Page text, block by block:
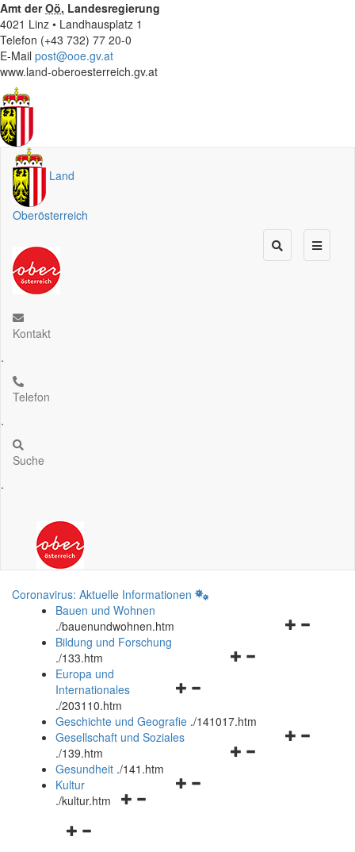
Amt derOö. Landesregierung
4021 Linz • Landhausplatz 1
Telefon (+43 732) 77 20-0
E-Mail post@ooe.gv.at
www.land-oberoesterreich.gv.at
Land
Oberösterreich
Kontakt
.
Telefon
.
Suche
.
Coronavirus: Aktuelle Informationen
Bauen und Wohnen
./bauenundwohnen.htm
Navigationsmenü
Bildung und Forschung
./133.htm
Navigationsmenü
und
schließen
Europa und
Internationales
./203110.htm
Geschichte und Geografie ./141017.htm
Navigationsmenü
Gesellschaft und Soziales
./139.htm
Navigationsmenü
Gesundheit ./141.htm
Navigationsmenü
Kultur
./kultur.htm
Navigationsmenü